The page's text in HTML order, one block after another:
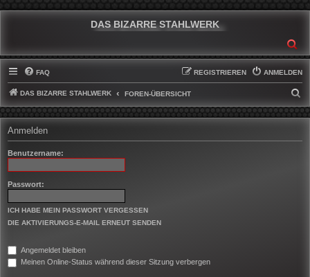
DAS BIZARRE STAHLWERK
FAQ ANMELDEN
REGISTRIEREN
DAS BIZARRE STAHLWERK FOREN-ÜBERSICHT
U
H
Anmelden
Benutzername:
Passwort:
ICH HABE MEIN PASSWORT VERGESSEN
DIE AKTIVIERUNGS-E-MAIL ERNEUT SENDEN
Angemeldet bleiben
Meinen Online-Status während dieser Sitzung verbergen